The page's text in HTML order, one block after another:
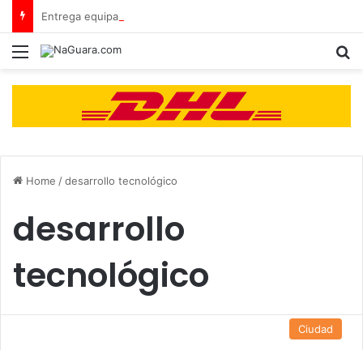
Menu
Home /desarrollo tecnológico
desarrollo
tecnológico
Ciudad